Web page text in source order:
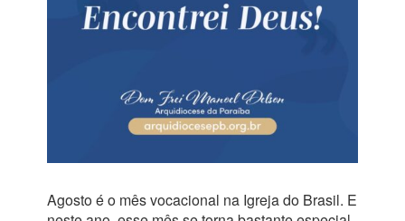
Agosto é o mês vocacional na Igreja do Brasil. E